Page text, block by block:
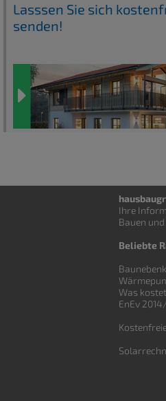
Lasssen Sie sich
senden!
Ihre
Bauen und
Beliebte
Was
EnEv